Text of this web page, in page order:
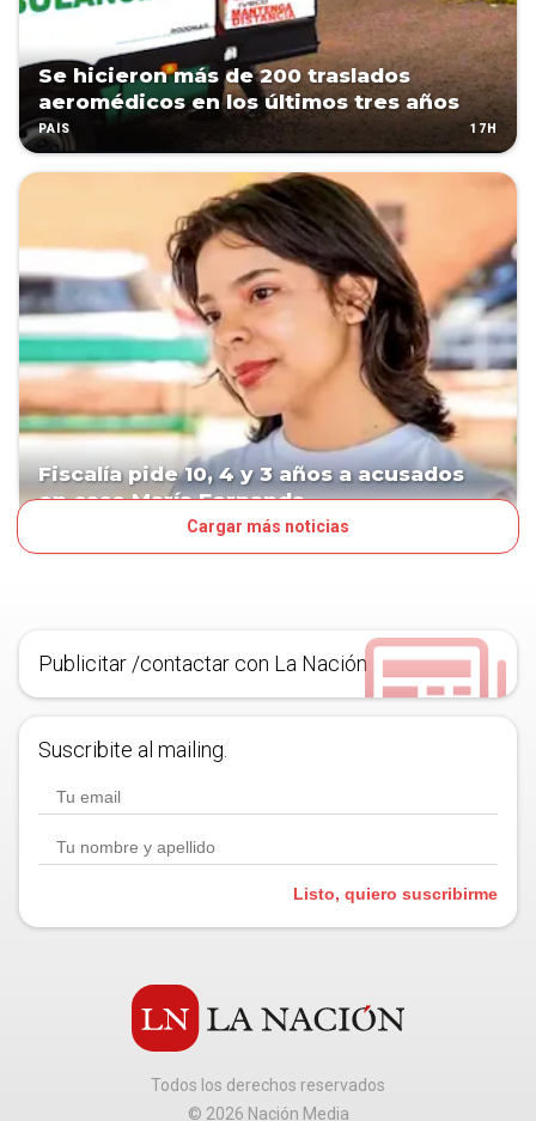
Se hicieron más de 200 traslados
aeromédicos en los últimos tres años
PAÍS 17H
Fiscalía pide 10, 4 y 3 años a acusados
en caso María Fernanda
Cargar más noticias
Publicitar /contactar con La Nación
Suscribite al mailing.
Listo, quiero suscribirme
Todos los derechos reservados
© 2026 Nación Media